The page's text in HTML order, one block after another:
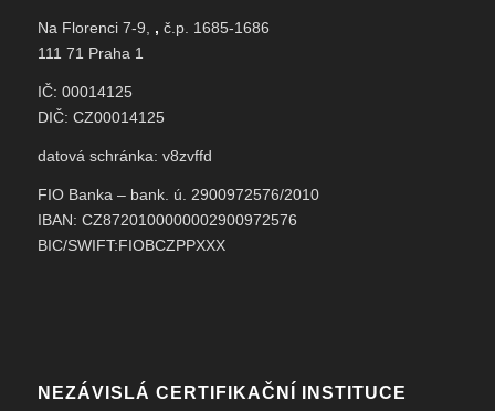
Na Florenci 7-9, , č.p. 1685-1686
111 71 Praha 1
IČ: 00014125
DIČ: CZ00014125
datová schránka: v8zvffd
FIO Banka – bank. ú. 2900972576/2010
IBAN: CZ8720100000002900972576
BIC/SWIFT:FIOBCZPPXXX
NEZÁVISLÁ CERTIFIKAČNÍ INSTITUCE